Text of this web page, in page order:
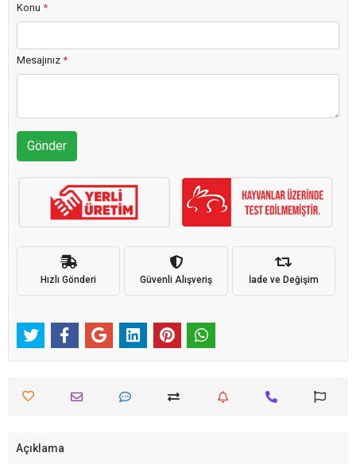
Konu *
Mesajınız *
Gönder
Hızlı Gönderi Güvenli Alışveriş İade ve Değişim
Açıklama